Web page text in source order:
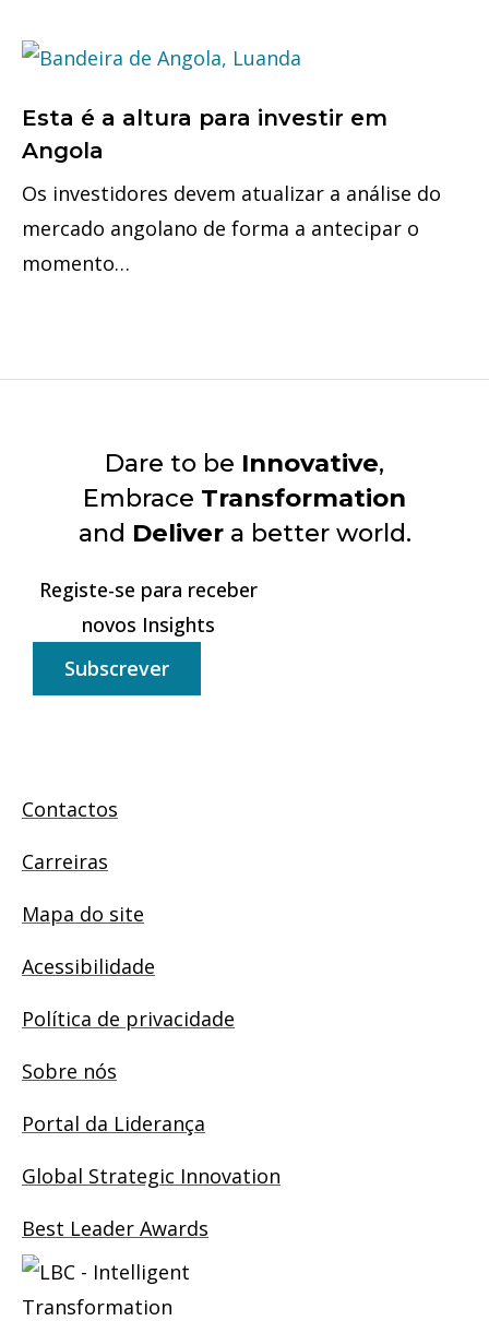
Esta é a altura para investir em
Angola
Os investidores devem atualizar a análise do
mercado angolano de forma a antecipar o
momento…
Dare to be Innovative,
Embrace Transformation
and Delivera better world.
Registe-se para receber
novos Insights
Subscrever
Contactos
Carreiras
Mapa do site
Acessibilidade
Política de privacidade
Sobre nós
Portal da Liderança
Global Strategic Innovation
Best Leader Awards